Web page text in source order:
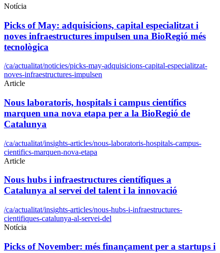
Notícia
Picks of May: adquisicions, capital especialitzat i
noves infraestructures impulsen una BioRegió més
tecnològica
/ca/actualitat/noticies/picks-may-adquisicions-capital-especialitzat-
noves-infraestructures-impulsen
Article
Nous laboratoris, hospitals i campus científics
marquen una nova etapa per a la BioRegió de
Catalunya
/ca/actualitat/insights-articles/nous-laboratoris-hospitals-campus-
cientifics-marquen-nova-etapa
Article
Nous hubs i infraestructures científiques a
Catalunya al servei del talent i la innovació
/ca/actualitat/insights-articles/nous-hubs-i-infraestructures-
cientifiques-catalunya-al-servei-del
Notícia
Picks of November: més finançament per a startups i